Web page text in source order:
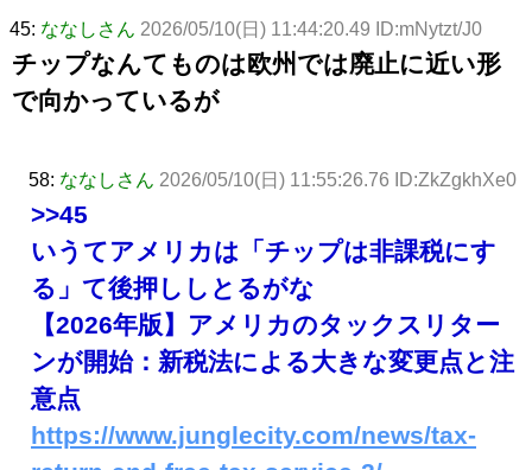
45: ななしさん 2026/05/10(日) 11:44:20.49 ID:mNytzt/J0
チップなんてものは欧州では廃止に近い形
で向かっているが
58: ななしさん 2026/05/10(日) 11:55:26.76 ID:ZkZgkhXe0
>>45
いうてアメリカは「チップは非課税にす
る」て後押ししとるがな
【2026年版】アメリカのタックスリター
ンが開始：新税法による大きな変更点と注
意点
https://www.junglecity.com/news/tax-